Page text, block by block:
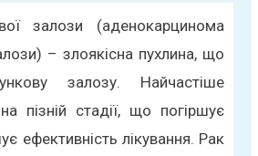
залози (аденокарцинома
– злоякісна пухлина, що
залозу. Найчастіше
пізній стадії, що погіршує
ефективність лікування. Рак